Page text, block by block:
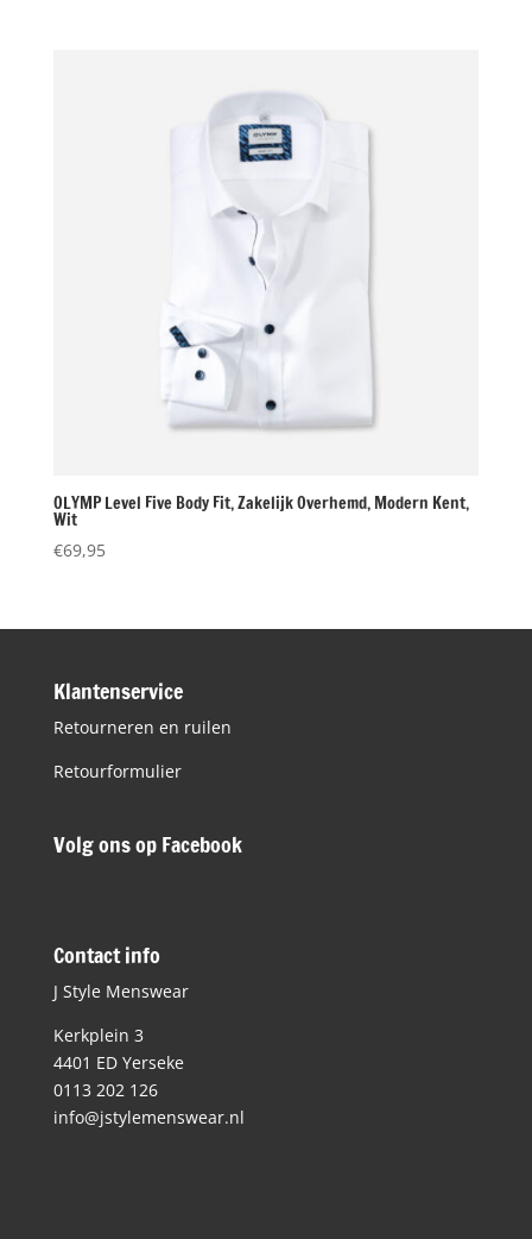
OLYMP Level Five Body Fit, Zakelijk Overhemd, Modern Kent,
Wit
€69,95
Klantenservice
Retourneren en ruilen
Retourformulier
Volg ons op Facebook
Contact info
J Style Menswear
Kerkplein 3
4401 ED Yerseke
0113 202 126
info@jstylemenswear.nl